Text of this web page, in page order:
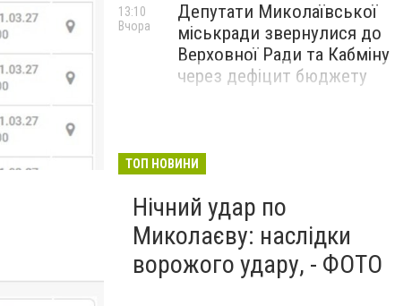
Депутати Миколаївської
міськради звернулися до
Верховної Ради та Кабміну
через дефіцит бюджету
13:10
Вчора
ТОП НОВИНИ
Нічний удар по
Миколаєву: наслідки
ворожого удару, - ФОТО